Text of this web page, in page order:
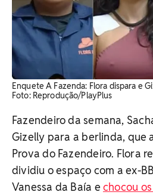
Enquete A Fazenda: Flora dispara e
Foto: Reprodução/PlayPlus
Fazendeiro da semana,
Gizelly para a berlinda, que
Prova do Fazendeiro. Flora
dividiu o espaço com a ex-
Vanessa da Baía e chocou